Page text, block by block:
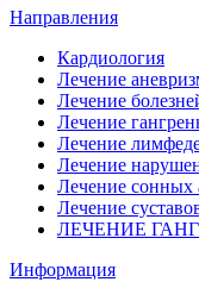
Направления
Кардиология
Лечение
Лечение
Лечение
Лечение
Лечение
Лечение сонных
Лечение
ЛЕЧЕНИЕ
Информация